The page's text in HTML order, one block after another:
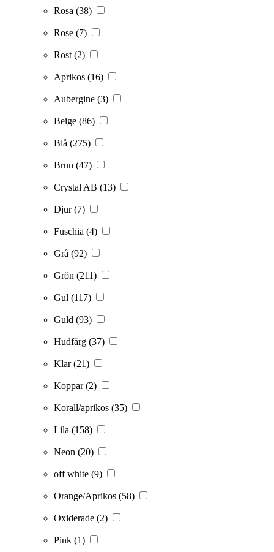
Rosa (38)
Rose (7)
Rost (2)
Aprikos (16)
Aubergine (3)
Beige (86)
Blå (275)
Brun (47)
Crystal AB (13)
Djur(7)
Fuschia (4)
Grå (92)
Grön (211)
Gul (117)
Guld (93)
Hudfärg (37)
Klar(21)
Koppar(2)
Korall/aprikos (35)
Lila (158)
Neon (20)
off white (9)
Orange/Aprikos (58)
Oxiderade (2)
Pink (1)